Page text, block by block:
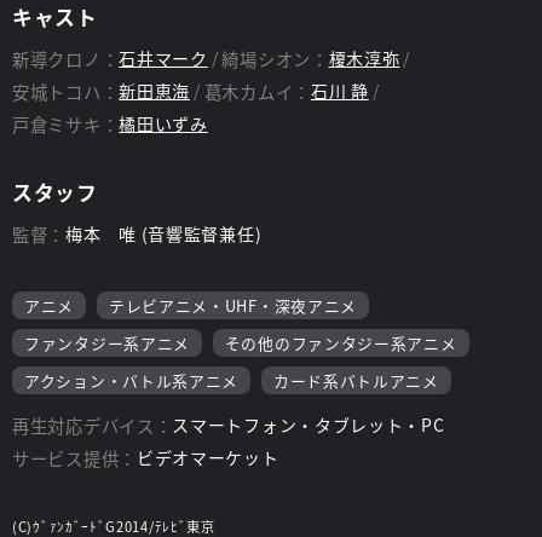
キャスト
新導クロノ：石井マーク 綺場シオン： 榎木淳弥
安城トコハ：新田恵海 葛木カムイ： 石川 静
戸倉ミサキ：橘田いずみ
スタッフ
監督：梅本 唯 (音響監督兼任)
アニメ
テレビアニメ・UHF・深夜アニメ
ファンタジー系アニメ
その他のファンタジー系アニメ
アクション・バトル系アニメ
カード系バトルアニメ
再生対応デバイス： スマートフォン・タブレット・PC
サービス提供： ビデオマーケット
(C)ｳﾞｧﾝｶﾞｰﾄﾞG2014/ﾃﾚﾋﾞ東京